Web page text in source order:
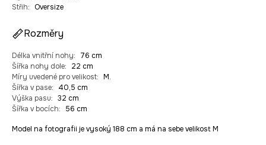
Střih: Oversize
Rozměry
Délka vnitřní nohy:
76 cm
Šířka nohy dole:
22 cm
Míry uvedené pro velikost: M.
Šířka v pase:
40,5 cm
Výška pasu: 32 cm
Šířka v bocích: 56 cm
Model na fotografii je vysoký 188 cm a má na sebe velikost M